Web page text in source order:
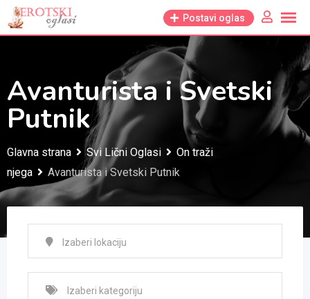
Skip
to
Postavi oglas
Avanturista i Svetski
Putnik
Glavna strana Svi Lični Oglasi
On traži
njega
Avanturista i Svetski Putnik